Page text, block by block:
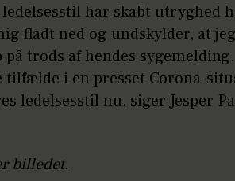
har skabt utryghed
fladt ned og undskylder, at
på trods af hendes
tilfælde i en presset Corona-
ledelsesstil nu, siger Jesper
billedet.